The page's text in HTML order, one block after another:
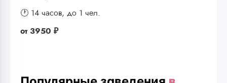
🕐 14 часов, до 1 чел.
от 3950 ₽